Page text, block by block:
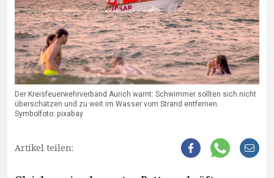
Der Kreisfeuerwehrverband Aurich warnt: Schwimmer sollten sich nicht
überschätzen und zu weit im Wasser vom Strand entfernen.
Symbolfoto: pixabay
Artikel teilen: